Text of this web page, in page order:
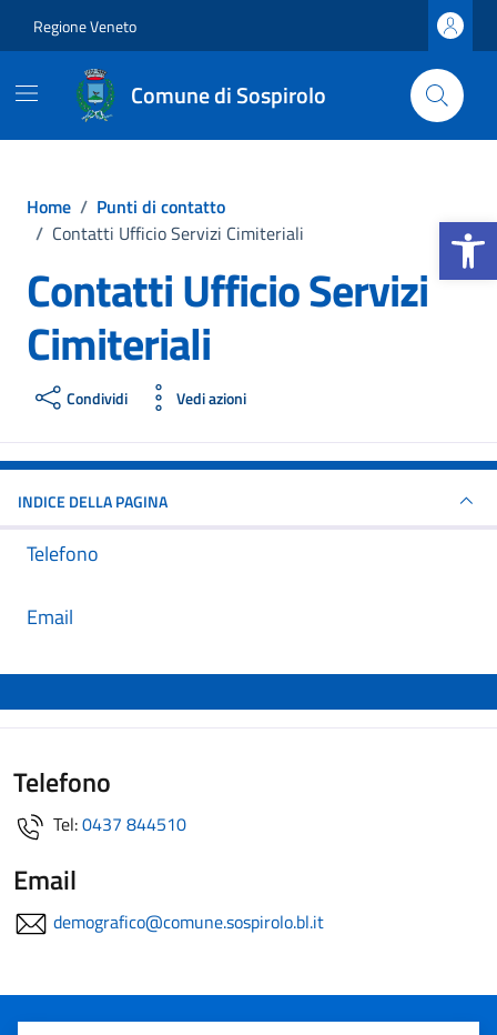
Apri la
Regione Veneto
Comune di Sospirolo
Home / Punti di contatto
/ Contatti Ufficio Servizi Cimiteriali
Contatti Ufficio Servizi
Cimiteriali
Condividi Vedi azioni
INDICE DELLA PAGINA
Telefono
Email
Telefono
Tel:0437 844510
Email
demografico@comune.sospirolo.bl.it